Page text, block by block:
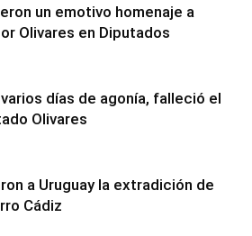
un emotivo homenaje a
Olivares en Diputados
días de agonía, falleció el
Olivares
a Uruguay la extradición de
Cádiz